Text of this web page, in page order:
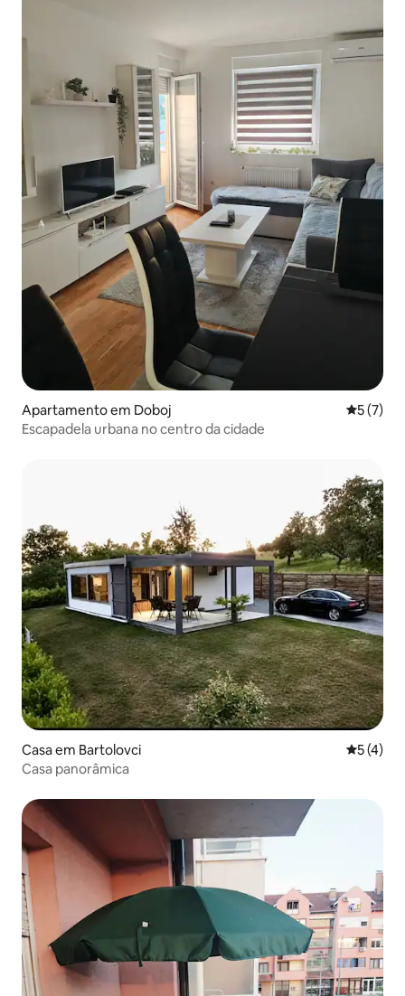
Apartamento em Doboj
5 (7)
Escapadela urbana no centro da cidade
Casa em Bartolovci
5 (4)
Casa panorâmica